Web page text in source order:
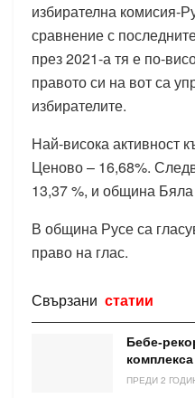
избирателна комисия-
сравнение с
през 2021-а тя е по-
правото си на вот са
избирателите.
Най-висока активност
Ценово – 16,68%.
13,37 %, и община
В община Русе са
право на глас.
Свързани статии
Бебе-
ПРЕДИ 2